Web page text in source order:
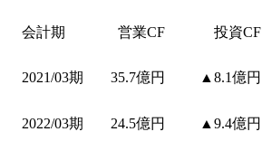
会計期 営業CF 投資CF
2021/03期 35.7億円 ▲8.1億円
2022/03期 24.5億円 ▲9.4億円